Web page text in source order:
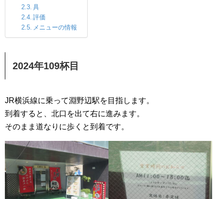
具
評価
メニューの情報
2024年109杯目
JR横浜線に乗って淵野辺駅を目指します。
到着すると、北口を出て右に進みます。
そのまま道なりに歩くと到着です。